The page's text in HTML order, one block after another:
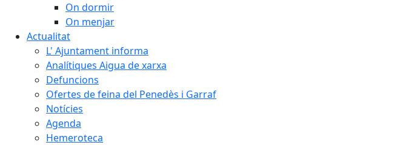
On dormir
On menjar
Actualitat
L' Ajuntament informa
Analítiques Aigua de xarxa
Defuncions
Ofertes de feina del Penedès i Garraf
Notícies
Agenda
Hemeroteca